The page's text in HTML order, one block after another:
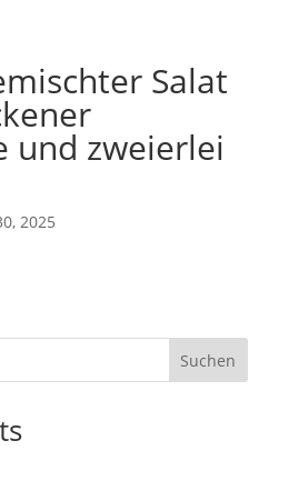
Salat
und zweierlei
2025
Suchen